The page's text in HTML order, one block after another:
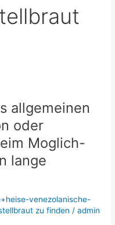
allgemeinen
oder
Moglich-
lange
venezolanische-
zu finden /admin